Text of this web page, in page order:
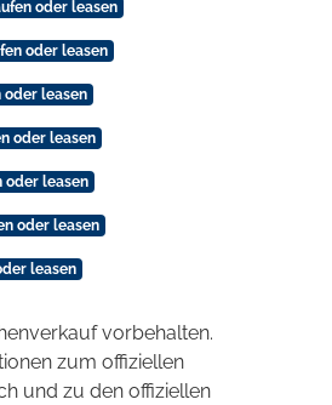
oder leasen
oder leasen
oder leasen
oder leasen
oder leasen
oder leasen
leasen
vorbehalten.
zum offiziellen
und zu den offiziellen